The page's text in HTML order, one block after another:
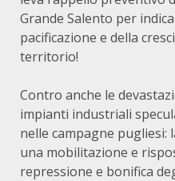
Grande Salento per
pacificazione e della
territorio!
Contro anche le
impianti industriali
nelle campagne
una mobilitazione e
repressione e bonifica